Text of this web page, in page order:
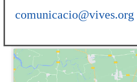
comunicacio@vives.org